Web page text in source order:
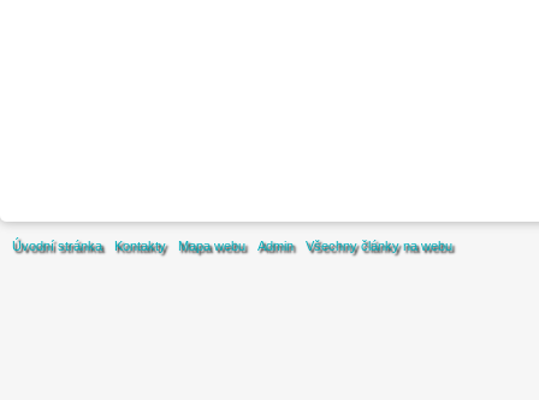
Úvodní stránka Kontakty Mapa webu Admin Všechny články na webu